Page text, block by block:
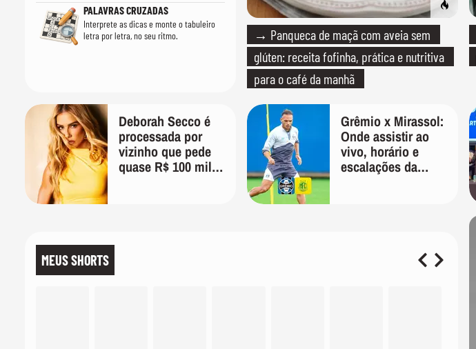
PALAVRAS CRUZADAS
Interprete as dicas e monte o tabuleiro
letra por letra, no seu ritmo.
→ Panqueca de maçã com aveia sem
glúten: receita fofinha, prática e nutritiva
para o café da manhã
Deborah Secco é
processada por
vizinho que pede
quase R$ 100 mil
Grêmio x Mirassol:
Onde assistir ao
vivo, horário e
escalações da
MEUS SHORTS